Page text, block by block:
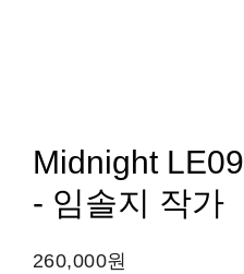
Midnight LE09
- 임솔지 작가
260,000원